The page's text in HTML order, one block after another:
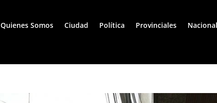
Quienes Somos Ciudad Política Provinciales